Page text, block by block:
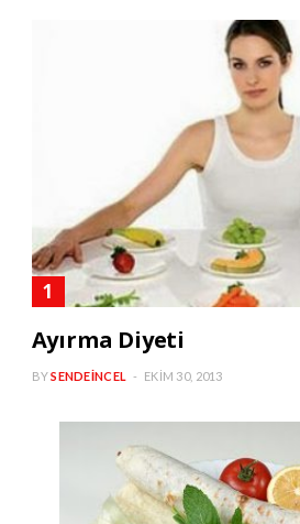
Ayırma Diyeti
BYSENDEINCEL EKIM 30, 2013